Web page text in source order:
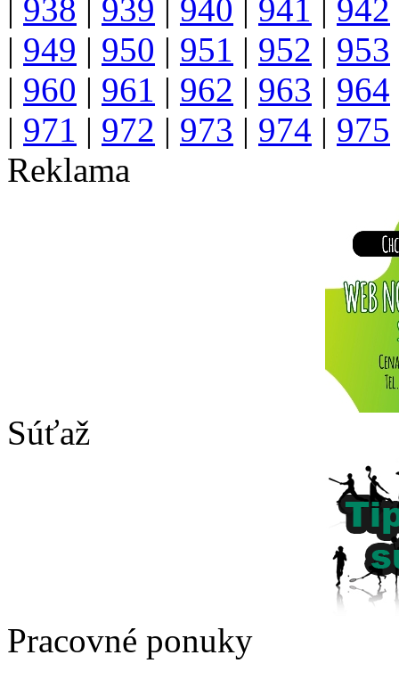
938 939 940 941 942
| 949 | 950 | 951 | 952 | 953
| 960 | 961 | 962 | 963 | 964
| 971 | 972 | 973 | 974 | 975
Reklama
Súťaž
Pracovné ponuky